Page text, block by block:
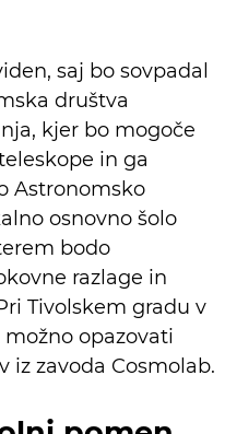
saj bo sovpadal
društva
kjer bo mogoče
in ga
Astronomsko
osnovno šolo
bodo
razlage in
Tivolskem gradu v
opazovati
iz zavoda Cosmolab.